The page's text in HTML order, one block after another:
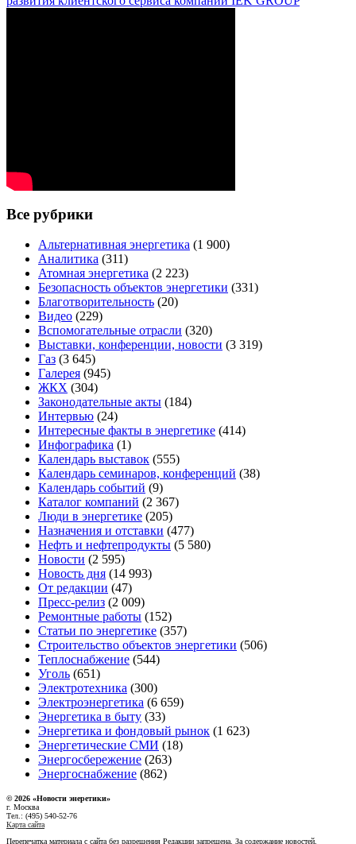
Все рубрики
Альтернативная энергетика (1 900)
Аналитика (311)
Атомная энергетика (2 223)
Безопасность объектов энергетики (331)
Благотворительность (20)
Видео (229)
Вспомогательные отрасли (320)
Выставки, конференции, новости (3 319)
Газ (3 645)
Галерея (945)
ЖКХ (304)
Законодательные акты (184)
Интервью (24)
Интересные факты в энергетике (414)
Инфографика (1)
Календарь выставок (555)
Календарь семинаров, конференций (38)
Календарь событий (9)
Каталог компаний (2 367)
Люди в энергетике (205)
Назначения и отставки (477)
Нефть и нефтепродукты (5 580)
Новости (2 595)
Новость дня (14 993)
От редакции (47)
Пресс-релиз (2 009)
Ремонтные работы (152)
Статьи по энергетике (357)
Строительство объектов энергетики (506)
Теплоснабжение (544)
Уголь (651)
Электротехника (300)
Электроэнергетика (6 659)
Энергетика в быту (33)
Энергетика и фондовый рынок (1 623)
Энергетические СМИ (18)
Энергосбережение (263)
Энергоснабжение (862)
© 2026 «Новости энеретики»
г. Москва
Тел.: (495) 540-52-76
Карта сайта
Перепечатка материала с сайта без разрешения Редакции запрещена. За содержание новостей,